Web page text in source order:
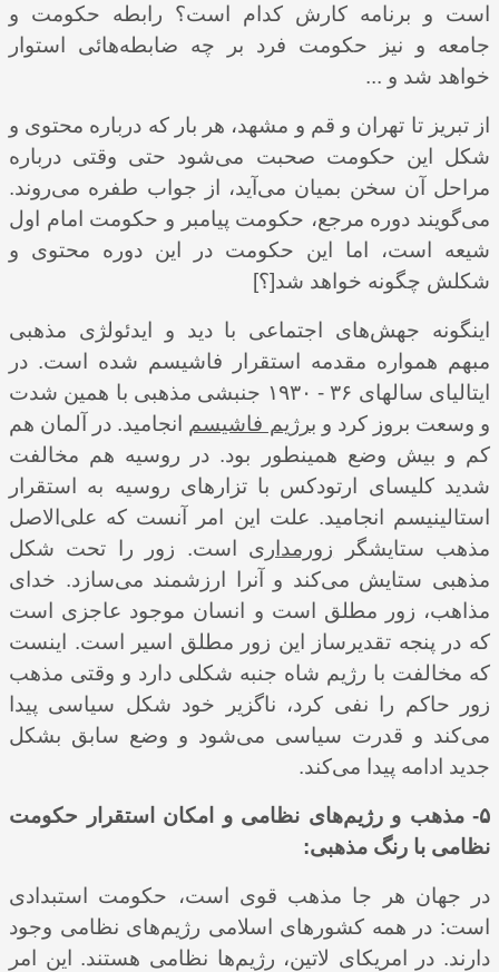
است و برنامه کارش کدام است؟ رابطه حکومت و
جامعه و نیز حکومت فرد بر چه ضابطه‌هائی استوار
خواهد شد و ...
از تبریز تا تهران و قم و مشهد، هر بار که درباره محتوی و
شکل این حکومت صحبت می‌شود حتی وقتی درباره
مراحل آن سخن بمیان می‌آید، از جواب طفره می‌روند.
می‌گویند دوره مرجع، حکومت پیامبر و حکومت امام اول
شیعه است، اما این حکومت در این دوره محتوی و
شکلش چگونه خواهد شد[؟]
اینگونه جهش‌های اجتماعی با دید و ایدئولژی مذهبی
مبهم همواره مقدمه استقرار فاشیسم شده است. در
ایتالیای سالهای ۳۶ - ۱۹۳۰ جنبشی مذهبی با همین شدت
و وسعت بروز کرد و برژیم فاشیسم انجامید. در آلمان هم
کم و بیش وضع همینطور بود. در روسیه هم مخالفت
شدید کلیسای ارتودکس با تزارهای روسیه به استقرار
استالینیسم انجامید. علت این امر آنست که ‌‌علی‌الاصل
مذهب ستایشگر زورمداری است. زور را تحت شکل
مذهبی ستایش می‌کند و آنرا ارزشمند می‌سازد. خدای
مذاهب، زور مطلق است و انسان موجود عاجزی است
که در پنجه تقدیرساز این زور مطلق اسیر است. اینست
که مخالفت با رژیم شاه جنبه شکلی دارد و وقتی مذهب
زور
حاکم را نفی کرد، ناگزیر خود شکل سیاسی پیدا
می‌کند و قدرت سیاسی می‌شود و وضع سابق بشکل
جدید ادامه پیدا می‌‌کند.
۵- مذهب و رژیم‌های نظامی و امکان استقرار حکومت
نظامی با رنگ مذهبی:
در جهان هر جا مذهب قوی است، حکومت استبدادی
است: در همه کشورهای اسلامی رژیم‌های نظامی وجود
دارند. در امریکای لاتین، رژیم‌‌ها نظامی هستند. این امر